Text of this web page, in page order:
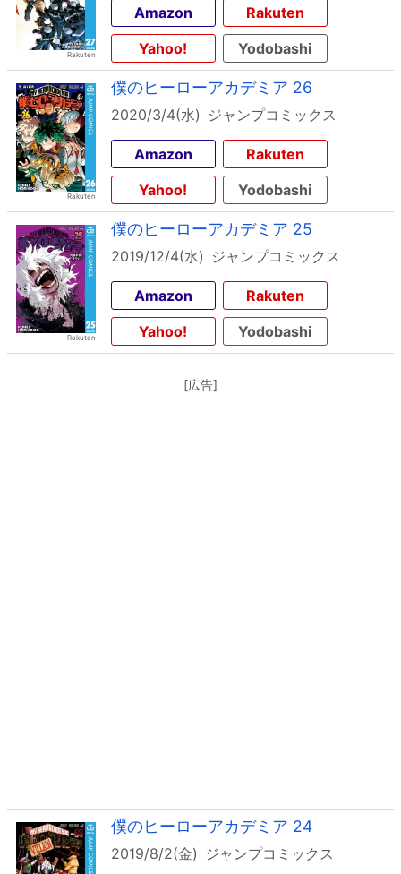
Amazon
Rakuten
Yahoo!
Yodobashi
僕のヒーローアカデミア 26
2020/3/4(水) ジャンプコミックス
Amazon
Rakuten
Yahoo!
Yodobashi
僕のヒーローアカデミア 25
2019/12/4(水) ジャンプコミックス
Amazon
Rakuten
Yahoo!
Yodobashi
[広告]
僕のヒーローアカデミア 24
2019/8/2(金) ジャンプコミックス